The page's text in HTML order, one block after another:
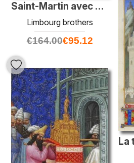
Saint-Martin avec un mendiant
Limbourg brothers
€164.00€95.12